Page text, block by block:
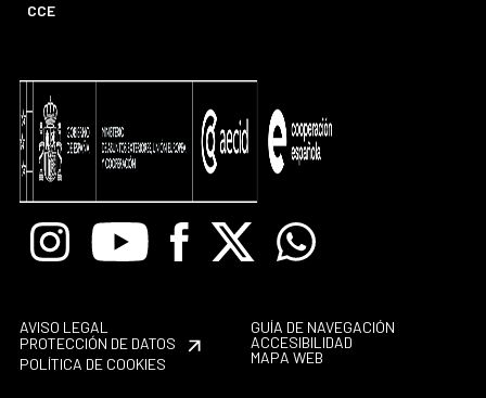
CCE
InstagramYoutube Facebook
X Whatsapp
AVISO LEGAL
PROTECCIÓN DE DATOS
POLÍTICA DE COOKIES
GUÍA DE NAVEGACIÓN
ACCESIBILIDAD
MAPA WEB